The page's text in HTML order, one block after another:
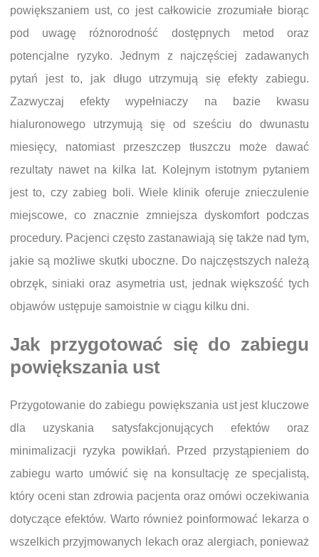
powiększaniem ust, co jest całkowicie zrozumiałe biorąc
pod uwagę różnorodność dostępnych metod oraz
potencjalne ryzyko. Jednym z najczęściej zadawanych
pytań jest to, jak długo utrzymują się efekty zabiegu.
Zazwyczaj efekty wypełniaczy na bazie kwasu
hialuronowego utrzymują się od sześciu do dwunastu
miesięcy, natomiast przeszczep tłuszczu może dawać
rezultaty nawet na kilka lat. Kolejnym istotnym pytaniem
jest to, czy zabieg boli. Wiele klinik oferuje znieczulenie
miejscowe, co znacznie zmniejsza dyskomfort podczas
procedury. Pacjenci często zastanawiają się także nad tym,
jakie są możliwe skutki uboczne. Do najczęstszych należą
obrzęk, siniaki oraz asymetria ust, jednak większość tych
objawów ustępuje samoistnie w ciągu kilku dni.
Jak przygotować się do zabiegu
powiększania ust
Przygotowanie do zabiegu powiększania ust jest kluczowe
dla uzyskania satysfakcjonujących efektów oraz
minimalizacji ryzyka powikłań. Przed przystąpieniem do
zabiegu warto umówić się na konsultację ze specjalistą,
który oceni stan zdrowia pacjenta oraz omówi oczekiwania
dotyczące efektów. Warto również poinformować lekarza o
wszelkich przyjmowanych lekach oraz alergiach, ponieważ